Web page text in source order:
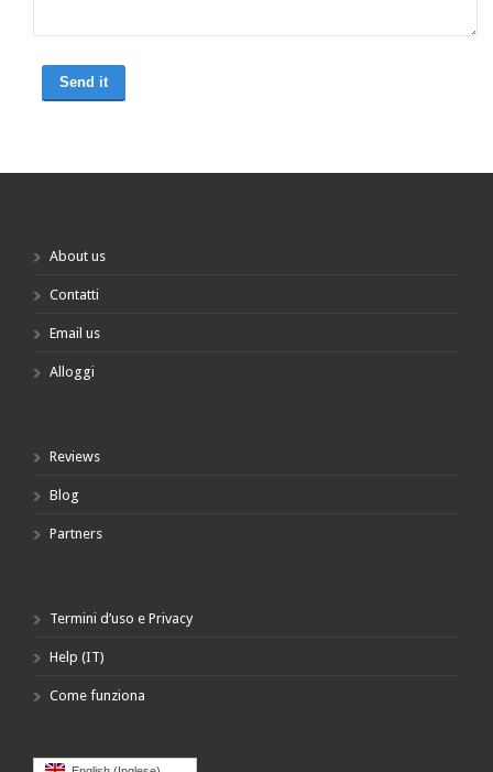
About us
Contatti
Email us
Alloggi
Reviews
Blog
Partners
Termini d’uso e Privacy
Help (IT)
Come funziona